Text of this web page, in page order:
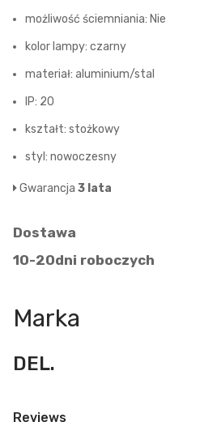
możliwość ściemniania: Nie
kolor lampy: czarny
materiał: aluminium/stal
IP: 20
kształt: stożkowy
styl: nowoczesny
Gwarancja 3 lata
Dostawa
10-20dni roboczych
Marka
DEL.
Reviews